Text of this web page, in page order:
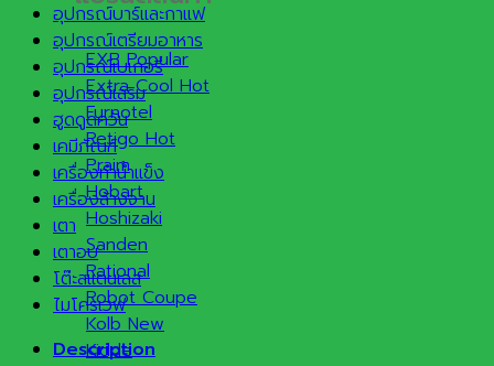
EXB
Extra Cool
Furnotel
Retigo
Praim
Hobart
Hoshizaki
Sanden
Rational
Robot Coupe
Kolb
Kidde
อุปกรณ์บาร์และกาแฟ
อุปกรณ์เตรียมอาหาร
อุปกรณ์เบเกอรี่
อุปกรณ์เสริม
ฮูดดูดควัน
เคมีภัณฑ์
เครื่องทำน้ำแข็ง
เครื่องล้างจาน
เตา
เตาอบ
โต๊ะสแตนเลส
ไมโครเวฟ
Description